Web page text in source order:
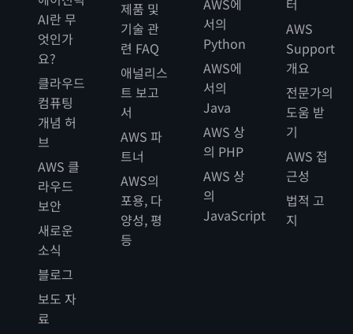
AI란 무
엇인가
요?
클라우드
컴퓨팅
개념 허
브
AWS 클
라우드
보안
새로운
소식
블로그
보도 자
료
제품 및
기술 관
련 FAQ
애널리스
트 보고
서
AWS 파
트너
AWS의
포용, 다
양성, 평
등
AWS에
서의
Python
AWS에
서의
Java
AWS 상
의 PHP
AWS 상
의
JavaScript
터
AWS
Support
개요
전문가의
도움 받
기
AWS 접
근성
법적 고
지